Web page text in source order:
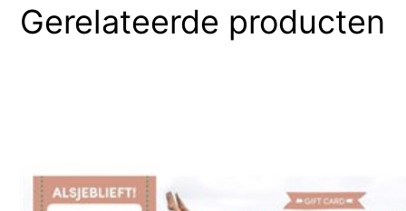
Gerelateerde producten